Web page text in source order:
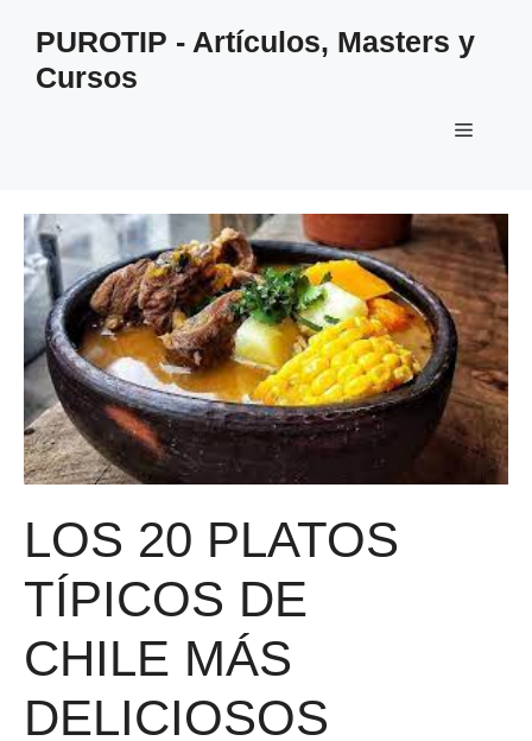
contenido
PUROTIP - Artículos, Masters y
Cursos
Menú
LOS 20 PLATOS
TÍPICOS DE
CHILE MÁS
DELICIOSOS